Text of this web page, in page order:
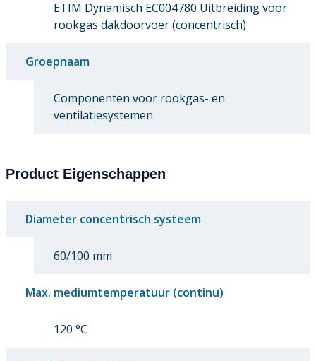
ETIM Dynamisch EC004780 Uitbreiding voor
rookgas dakdoorvoer (concentrisch)
Groepnaam
Componenten voor rookgas- en
ventilatiesystemen
Product Eigenschappen
Diameter concentrisch systeem
60/100 mm
Max. mediumtemperatuur (continu)
120 °C